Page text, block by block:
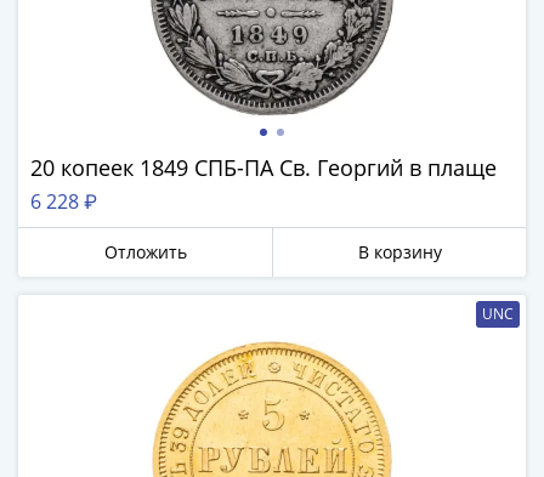
20 копеек 1849 СПБ-ПА Св. Георгий в плаще
6 228 ₽
Отложить В корзину
UNC